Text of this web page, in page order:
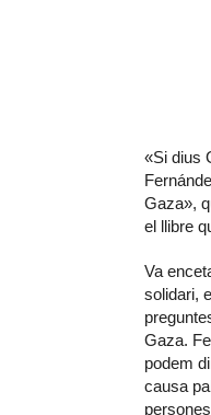
«Si dius
Gaza»,
el llibre
Va
solidari,
Gaza.
podem
causa